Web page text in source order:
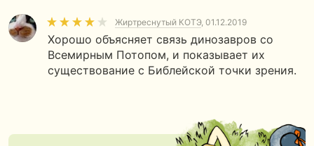
Жиртреснутый КОТЭ, 01.12.2019
Хорошо объясняет связь динозавров со
Всемирным Потопом, и показывает их
существование с Библейской точки зрения.